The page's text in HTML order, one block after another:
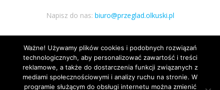
Napisz do nas: biuro@przeglad.olkuski.pl
Podążaj za nami
Ważne! Używamy plików cookies i podobnych rozwiązań
technologicznych, aby personalizować zawartość i treści
reklamowe, a także do dostarczenia funkcji związanych z
mediami społecznościowymi i analizy ruchu na stronie. W
programie służącym do obsługi internetu można zmienić